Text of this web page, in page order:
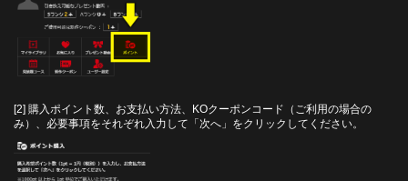
[2] 購入ポイント数、お支払い方法、KOクーポンコード（ご利用の場合の
み）、必要事項をそれぞれ入力して「次へ」をクリックしてください。